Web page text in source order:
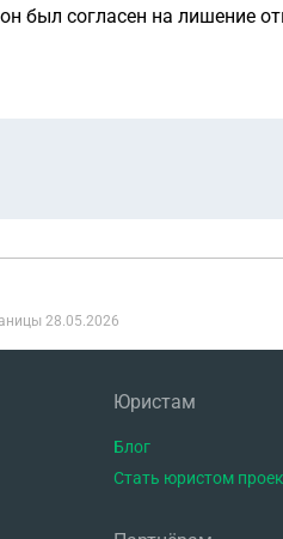
был согласен на лишение
28.05.2026
Юристам
Блог
Стать юристом